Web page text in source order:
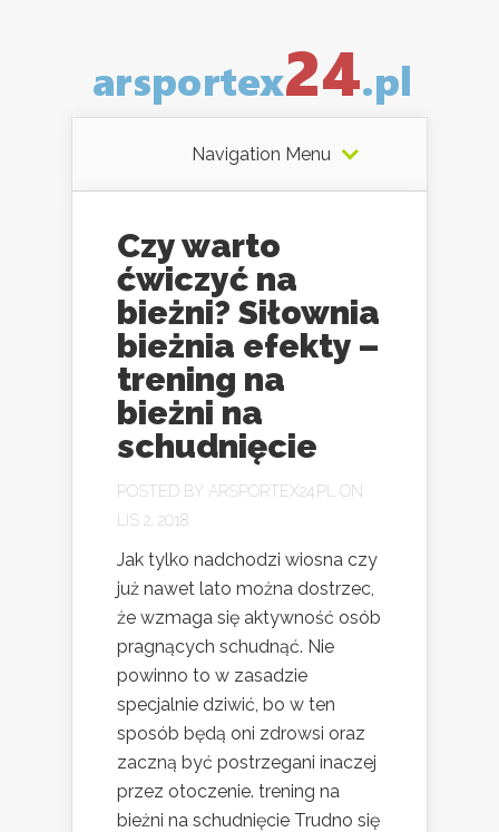
Navigation Menu
Czy warto
ćwiczyć na
bieżni? Siłownia
bieżnia efekty –
trening na
bieżni na
schudnięcie
POSTED BY ARSPORTEX24.PL
ON
LIS 2, 2018
Jak tylko nadchodzi wiosna czy
już nawet lato można dostrzec,
że wzmaga się aktywność osób
pragnących schudnąć. Nie
powinno to w zasadzie
specjalnie dziwić, bo w ten
sposób będą oni zdrowsi oraz
zaczną być postrzegani inaczej
przez otoczenie. trening na
bieżni na schudnięcie Trudno się